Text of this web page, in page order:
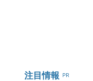
注目情報 PR